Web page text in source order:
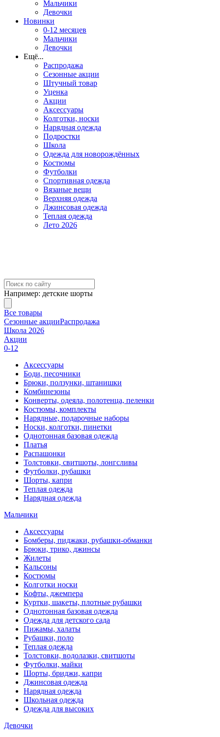
Мальчики
Девочки
Новинки
0-12 месяцев
Мальчики
Девочки
Ещё...
Распродажа
Сезонные акции
Штучный товар
Уценка
Акции
Аксессуары
Колготки, носки
Нарядная одежда
Подростки
Школа
Одежда для новорождённых
Костюмы
Футболки
Спортивная одежда
Вязаные вещи
Верхняя одежда
Джинсовая одежда
Теплая одежда
Лето 2026
Например: детские шорты
Все товары
Сезонные акцииРаспродажа
Школа 2026
Акции
0-12
Аксессуары
Боди, песочники
Брюки, ползунки, штанишки
Комбинезоны
Конверты, одеяла, полотенца, пеленки
Костюмы, комплекты
Нарядные, подарочные наборы
Носки, колготки, пинетки
Однотонная базовая одежда
Платья
Распашонки
Толстовки, свитшоты, лонгсливы
Футболки, рубашки
Шорты, капри
Теплая одежда
Нарядная одежда
Мальчики
Аксессуары
Бомберы, пиджаки, рубашки-обманки
Брюки, трико, джинсы
Жилеты
Кальсоны
Костюмы
Колготки носки
Кофты, джемпера
Куртки, шакеты, плотные рубашки
Однотонная базовая одежда
Одежда для детского сада
Пижамы, халаты
Рубашки, поло
Теплая одежда
Толстовки, водолазки, свитшоты
Футболки, майки
Шорты, бриджи, капри
Джинсовая одежда
Нарядная одежда
Школьная одежда
Одежда для высоких
Девочки